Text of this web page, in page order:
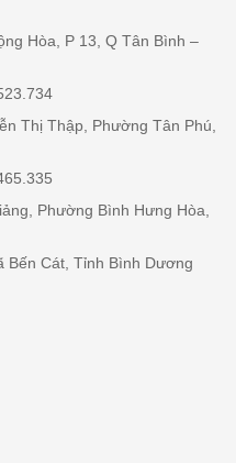
Hòa, P 13, Q Tân Bình –
Thị Thập, Phường Tân Phú,
Phường Bình Hưng Hòa,
Bến Cát, Tỉnh Bình Dương